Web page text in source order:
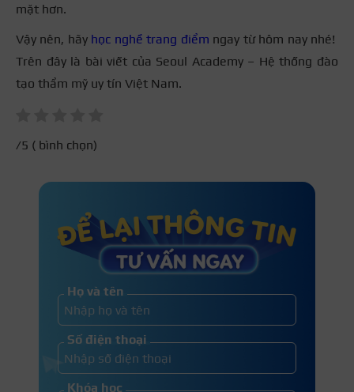
mặt hơn.
Vậy nên, hãy học nghề trang điểm ngay từ hôm nay nhé!
Trên đây là bài viết của Seoul Academy – Hệ thống đào
tạo thẩm mỹ uy tín Việt Nam.
/5 ( bình chọn)
Họ và tên
Số điện thoại
Khóa học